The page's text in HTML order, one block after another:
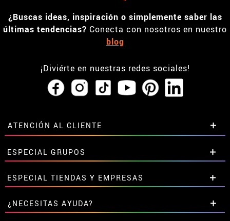
¿Buscas ideas, inspiración o simplemente saber las
últimas tendencias? Conecta con nosotros en nuestro
blog
¡Diviérte en nuestras redes sociales!
ATENCIÓN AL CLIENTE
• Horario tienda IBI
•Descuento estudiantes
• Sobre nosotros
• Condiciones de venta
• Aviso legal yPrivacidad
• Atencion al cliente
ESPECIAL GRUPOS
Descuentos especiales para grupos.
Contáctanos aquí
ESPECIAL TIENDAS Y EMPRESAS
Descuentos exclusivos para tiendas y empresas.
Contáctanos aquí
¿NECESITAS AYUDA?